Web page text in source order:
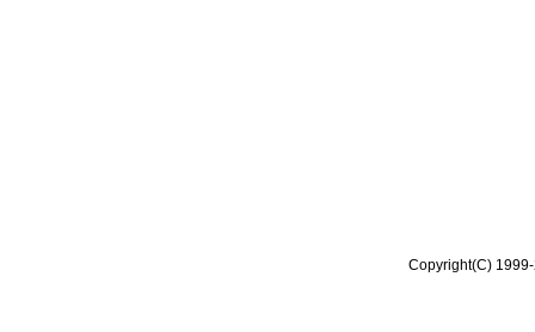
Copyright(C)